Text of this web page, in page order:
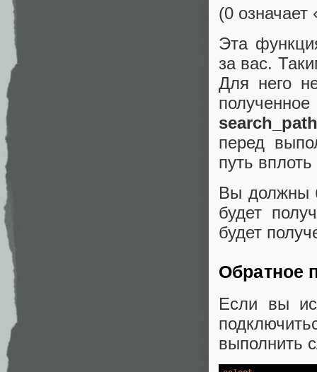
(0
Эта
за вас.
Для него
search_path
перед
путь
Вы должны
будет
будет
Обратное
Если вы
выполнить